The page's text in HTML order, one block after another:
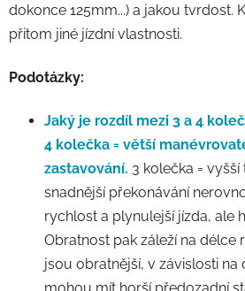
dokonce 125mm...) a jakou tvrdost.
přitom jiné jízdní vlastnosti.
Podotázky:
Jaký je rozdíl mezi 3 a 4
4 kolečka = větší
zastavování. 3 kolečka = vyšší
snadnější překonávání
rychlost a plynulejší jízda, ale
Obratnost pak záleží na délce
jsou obratnější, v závislosti na